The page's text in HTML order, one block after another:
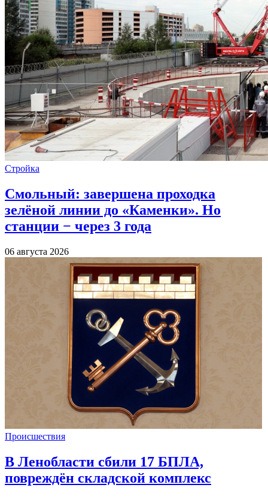
Стройка
Смольный: завершена проходка
зелёной линии до «Каменки». Но
станции − через 3 года
06 августа 2026
Происшествия
В Ленобласти сбили 17 БПЛА,
повреждён складской комплекс